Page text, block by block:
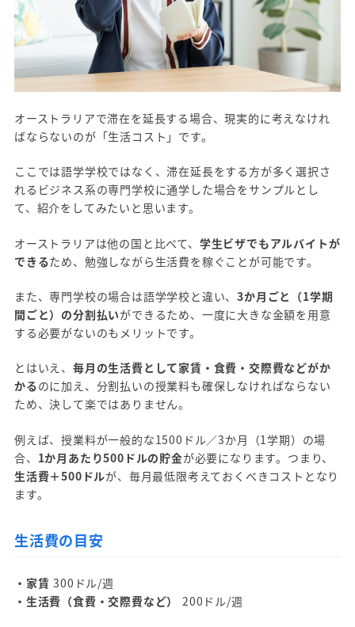
オーストラリアで滞在を延長する場合、現実的に考えなけれ
ばならないのが「生活コスト」です。
ここでは語学学校ではなく、滞在延長をする方が多く選択さ
れるビジネス系の専門学校に通学した場合をサンプルとし
て、紹介をしてみたいと思います。
オーストラリアは他の国と比べて、 学生ビザでもアルバイトが
できるため、勉強しながら生活費を稼ぐことが可能です。
また、専門学校の場合は語学学校と違い、3か月ごと（1学期
間ごと）の分割払いができるため、一度に大きな金額を用意
する必要がないのもメリットです。
とはいえ、 毎月の生活費として家賃・食費・交際費などがか
かるのに加え、分割払いの授業料も確保しなければならない
ため、決して楽ではありません。
例えば、授業料が一般的な1500ドル／3か月（1学期）の場
合、 1か月あたり500ドルの貯金が必要になります。つまり、
生活費＋500ドルが、毎月最低限考えておくべきコストとなり
ます。
生活費の目安
・家賃 300ドル/週
・生活費（食費・交際費など）
200ドル/週